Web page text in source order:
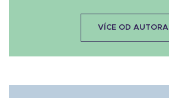
VÍCE OD AUTORA